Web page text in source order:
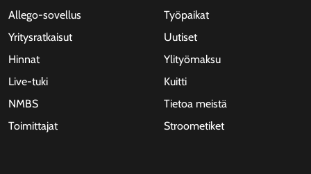
Allego-sovellus
Yritysratkaisut
Hinnat
Live-tuki
NMBS
Toimittajat
Työpaikat
Uutiset
Ylityömaksu
Kuitti
Tietoa meistä
Stroometiket